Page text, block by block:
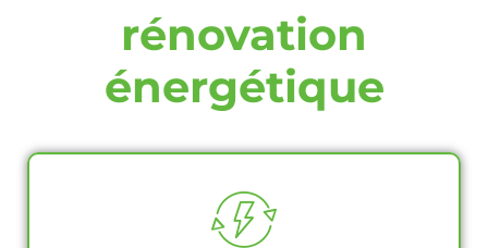
rénovation
énergétique